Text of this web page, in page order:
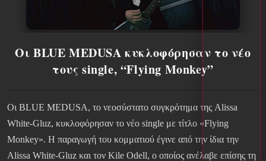
Οι BLUE MEDUSA κυκλοφόρησαν το νέο
τους single, “Flying Monkey”
Οι BLUE MEDUSA, το νεοσύστατο συγκρότημα της Alissa
White-Gluz, κυκλοφόρησαν το νέο single με τίτλο «Flying
Monkey». Η παραγωγή του κομματιού έγινε από την ίδια την
Alissa White-Gluz και τον Kile Odell, ο οποίος ανέλαβε επίσης τη